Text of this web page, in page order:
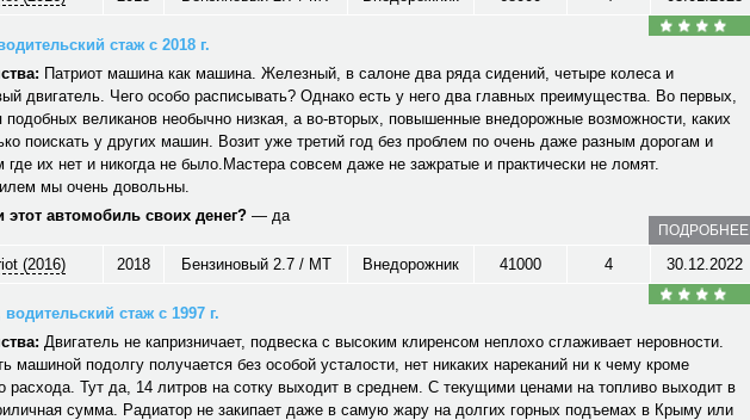
стаж с 2018 г.
Патриот машина как машина. Железный, в салоне два ряда сидений, четыре колеса и
двигатель. Чего особо расписывать? Однако есть у него два главных преимущества. Во первых,
подобных великанов необычно низкая, а во-вторых, повышенные внедорожные возможности, каких
поискать у других машин. Возит уже третий год без проблем по очень даже разным дорогам и
где их нет и никогда не было.Мастера совсем даже не зажратые и практически не ломят.
мы очень довольны.
этот автомобиль своих денег? — да
ПОДРОБНЕЕ
(2016) 2018 Бензиновый 2.7 / MT Внедорожник 41000 4 30.12.2022
стаж с 1997 г.
Двигатель не капризничает, подвеска с высоким клиренсом неплохо сглаживает неровности.
машиной подолгу получается без особой усталости, нет никаких нареканий ни к чему кроме
расхода. Тут да, 14 литров на сотку выходит в среднем. С текущими ценами на топливо выходит в
сумма. Радиатор не закипает даже в самую жару на долгих горных подъемах в Крыму или